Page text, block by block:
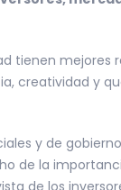
tienen mejores
creatividad y
y de
de la
de los